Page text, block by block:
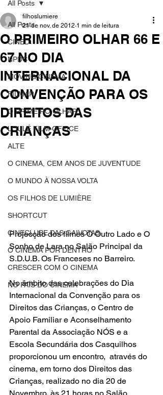
All Posts
CINED
NPDC
MOVING CINEMA
FILMAR
O PRIMEIRO OLHAR
LOULÉ FILM OFFICE
ALTE
O CINEMA, CEM ANOS DE JUVENTUDE
O MUNDO À NOSSA VOLTA
OS FILHOS DE LUMIÈRE
SHORTCUT
CINECLUBE DAS GAIVOTAS
O CINEMA POR DENTRO
CRESCER COM O CINEMA
NO PAÍS DO CINEMA
All Posts
O PRIMEIRO OLHAR 66 E
67 NO DIA
INTERNACIONAL DA
CONVENÇÃO PARA OS
DIREITOS DAS
CRIANÇAS
filhoslumiere
21 de nov. de 2012 1 min de leitura
Projecção dos filmes O Outro Lado e O
Sonho de Lara no Salão Principal da
S.D.U.B. Os Franceses no Barreiro.
No âmbito das celebrações do Dia
Internacional da Convenção para os
Direitos das Crianças, o Centro de
Apoio Familiar e Aconselhamento
Parental da Associação NÓS e a
Escola Secundária dos Casquilhos
proporcionou um encontro,  através do
cinema, em torno dos Direitos das
Crianças, realizado no dia 20 de